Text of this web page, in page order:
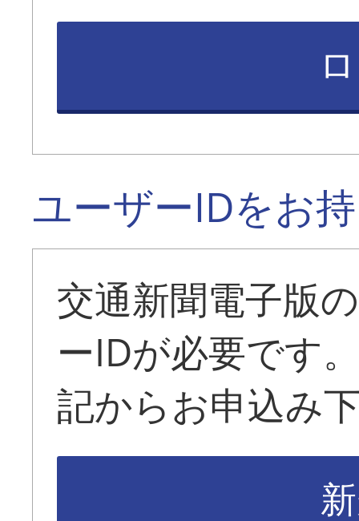
ユーザーIDをお
交通新聞電子版
ーIDが必要です
記からお申込み